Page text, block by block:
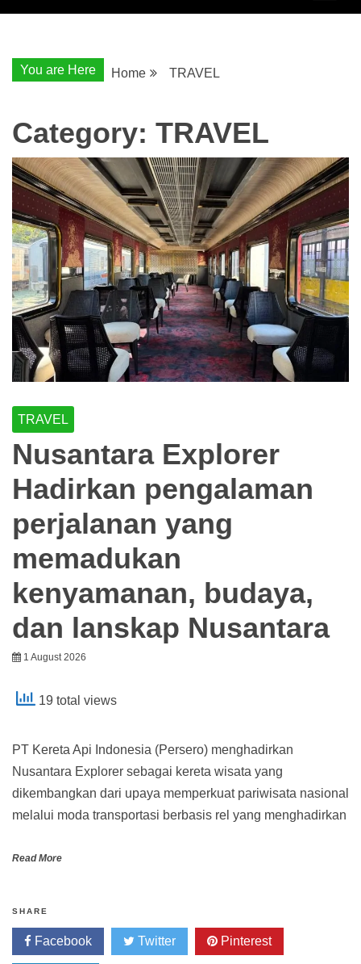
You are Here Home TRAVEL
Category: TRAVEL
TRAVEL
Nusantara Explorer
Hadirkan pengalaman
perjalanan yang
memadukan
kenyamanan, budaya,
dan lanskap Nusantara
1 August 2026
19 total views
PT Kereta Api Indonesia (Persero) menghadirkan
Nusantara Explorer sebagai kereta wisata yang
dikembangkan dari upaya memperkuat pariwisata nasional
melalui moda transportasi berbasis rel yang menghadirkan
Read More
SHARE
Facebook Twitter Pinterest